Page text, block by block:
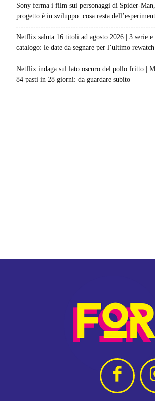
Sony ferma i film sui personaggi di Spider-
progetto è in sviluppo: cosa resta
Netflix saluta 16 titoli ad agosto 2026 | 3 serie
catalogo: le date da segnare per l’ultimo rewatch
Netflix indaga sul lato oscuro del pollo fritto |
84 pasti in 28 giorni: da guardare subito